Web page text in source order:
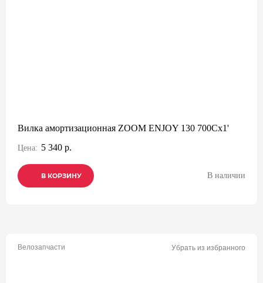
Вилка амортизационная ZOOM ENJOY 130 700Cх1'
Цена: 5 340 р.
В КОРЗИНУ
В КОРЗИНУ
В КОРЗИНУ В наличии
Велозапчасти Убрать из избранного